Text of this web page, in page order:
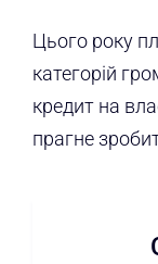
Цього року
категорій
кредит на
прагне